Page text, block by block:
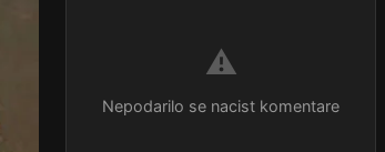
⚠️
Nepodarilo se nacist komentare